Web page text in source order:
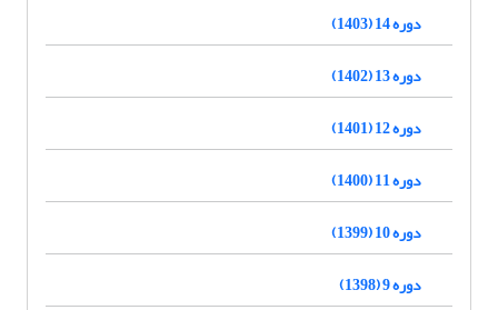
دوره 14 (1403)
دوره 13 (1402)
دوره 12 (1401)
دوره 11 (1400)
دوره 10 (1399)
دوره 9 (1398)